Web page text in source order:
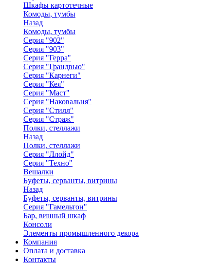
Шкафы картотечные
Комоды, тумбы
Назад
Комоды, тумбы
Серия "902"
Серия "903"
Серия "Герра"
Серия "Грандвью"
Серия "Карнеги"
Серия "Кея"
Серия "Маст"
Серия "Наковальня"
Серия "Стилл"
Серия "Страж"
Полки, стеллажи
Назад
Полки, стеллажи
Серия "Ллойд"
Серия "Техно"
Вешалки
Буфеты, серванты, витрины
Назад
Буфеты, серванты, витрины
Серия "Гамельтон"
Бар, винный шкаф
Консоли
Элементы промышленного декора
Компания
Оплата и доставка
Контакты